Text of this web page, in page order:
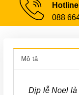
088
Mô tả
Dịp lễ Noel là